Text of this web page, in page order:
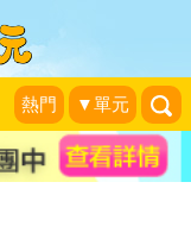
熱門 ▼單元
陸同行美